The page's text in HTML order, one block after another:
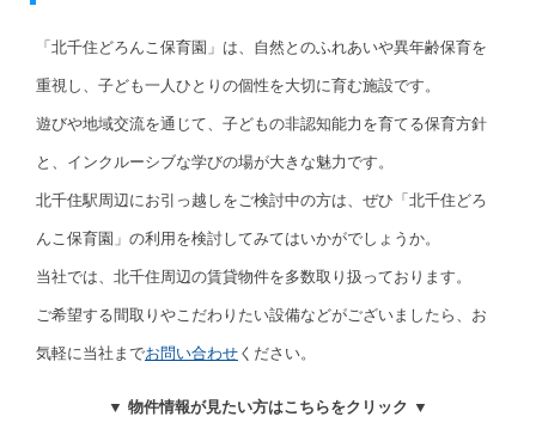
「北千住どろんこ保育園」は、自然とのふれあいや異年齢保育を
重視し、子ども一人ひとりの個性を大切に育む施設です。
遊びや地域交流を通じて、子どもの非認知能力を育てる保育方針
と、インクルーシブな学びの場が大きな魅力です。
北千住駅周辺にお引っ越しをご検討中の方は、ぜひ「北千住どろ
んこ保育園」の利用を検討してみてはいかがでしょうか。
当社では、北千住周辺の賃貸物件を多数取り扱っております。
ご希望する間取りやこだわりたい設備などがございましたら、お
気軽に当社までお問い合わせ ください。
▼ 物件情報が見たい方はこちらをクリック ▼